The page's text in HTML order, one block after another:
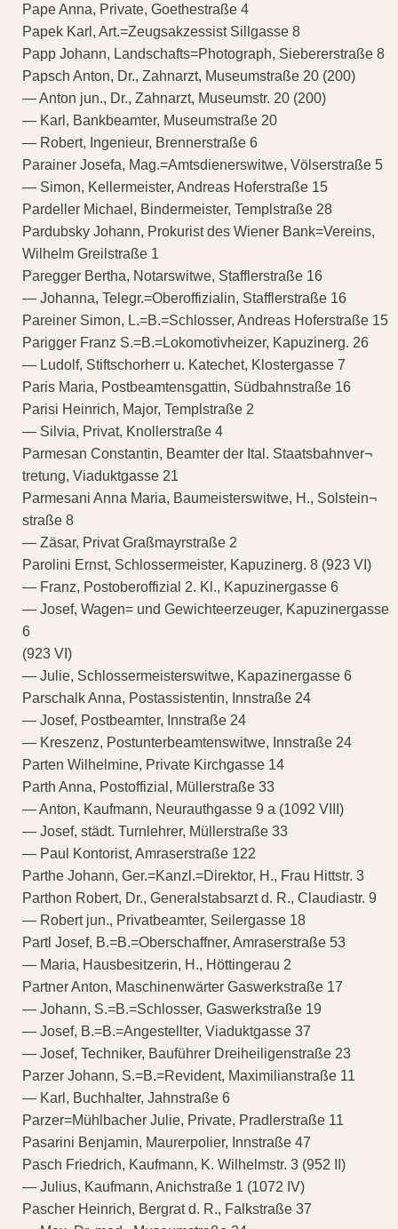
Pape Anna, Private, Goethestraße 4
Papek Karl, Art.=Zeugsakzessist Sillgasse 8
Papp Johann, Landschafts=Photograph, Siebererstraße 8
Papsch Anton, Dr., Zahnarzt, Museumstraße 20 (200)
— Anton jun., Dr., Zahnarzt, Museumstr. 20 (200)
— Karl, Bankbeamter, Museumstraße 20
— Robert, Ingenieur, Brennerstraße 6
Parainer Josefa, Mag.=Amtsdienerswitwe, Völserstraße 5
— Simon, Kellermeister, Andreas Hoferstraße 15
Pardeller Michael, Bindermeister, Templstraße 28
Pardubsky Johann, Prokurist des Wiener Bank=Vereins,
Wilhelm Greilstraße 1
Paregger Bertha, Notarswitwe, Stafflerstraße 16
— Johanna, Telegr.=Oberoffizialin, Stafflerstraße 16
Pareiner Simon, L.=B.=Schlosser, Andreas Hoferstraße 15
Parigger Franz S.=B.=Lokomotivheizer, Kapuzinerg. 26
— Ludolf, Stiftschorherr u. Katechet, Klostergasse 7
Paris Maria, Postbeamtensgattin, Südbahnstraße 16
Parisi Heinrich, Major, Templstraße 2
— Silvia, Privat, Knollerstraße 4
Parmesan Constantin, Beamter der Ital. Staatsbahnver¬
tretung, Viaduktgasse 21
Parmesani Anna Maria, Baumeisterswitwe, H., Solstein¬
straße 8
— Zäsar, Privat Graßmayrstraße 2
Parolini Ernst, Schlossermeister, Kapuzinerg. 8 (923 VI)
— Franz, Postoberoffizial 2. Kl., Kapuzinergasse 6
— Josef, Wagen= und Gewichteerzeuger, Kapuzinergasse
6
(923 VI)
— Julie, Schlossermeisterswitwe, Kapazinergasse 6
Parschalk Anna, Postassistentin, Innstraße 24
— Josef, Postbeamter, Innstraße 24
— Kreszenz, Postunterbeamtenswitwe, Innstraße 24
Parten Wilhelmine, Private Kirchgasse 14
Parth Anna, Postoffizial, Müllerstraße 33
— Anton, Kaufmann, Neurauthgasse 9 a (1092 VIII)
— Josef, städt. Turnlehrer, Müllerstraße 33
— Paul Kontorist, Amraserstraße 122
Parthe Johann, Ger.=Kanzl.=Direktor, H., Frau Hittstr. 3
Parthon Robert, Dr., Generalstabsarzt d. R., Claudiastr. 9
— Robert jun., Privatbeamter, Seilergasse 18
Partl Josef, B.=B.=Oberschaffner, Amraserstraße 53
— Maria, Hausbesitzerin, H., Höttingerau 2
Partner Anton, Maschinenwärter Gaswerkstraße 17
— Johann, S.=B.=Schlosser, Gaswerkstraße 19
— Josef, B.=B.=Angestellter, Viaduktgasse 37
— Josef, Techniker, Bauführer Dreiheiligenstraße 23
Parzer Johann, S.=B.=Revident, Maximilianstraße 11
— Karl, Buchhalter, Jahnstraße 6
Parzer=Mühlbacher Julie, Private, Pradlerstraße 11
Pasarini Benjamin, Maurerpolier, Innstraße 47
Pasch Friedrich, Kaufmann, K. Wilhelmstr. 3 (952 II)
— Julius, Kaufmann, Anichstraße 1 (1072 IV)
Pascher Heinrich, Bergrat d. R., Falkstraße 37